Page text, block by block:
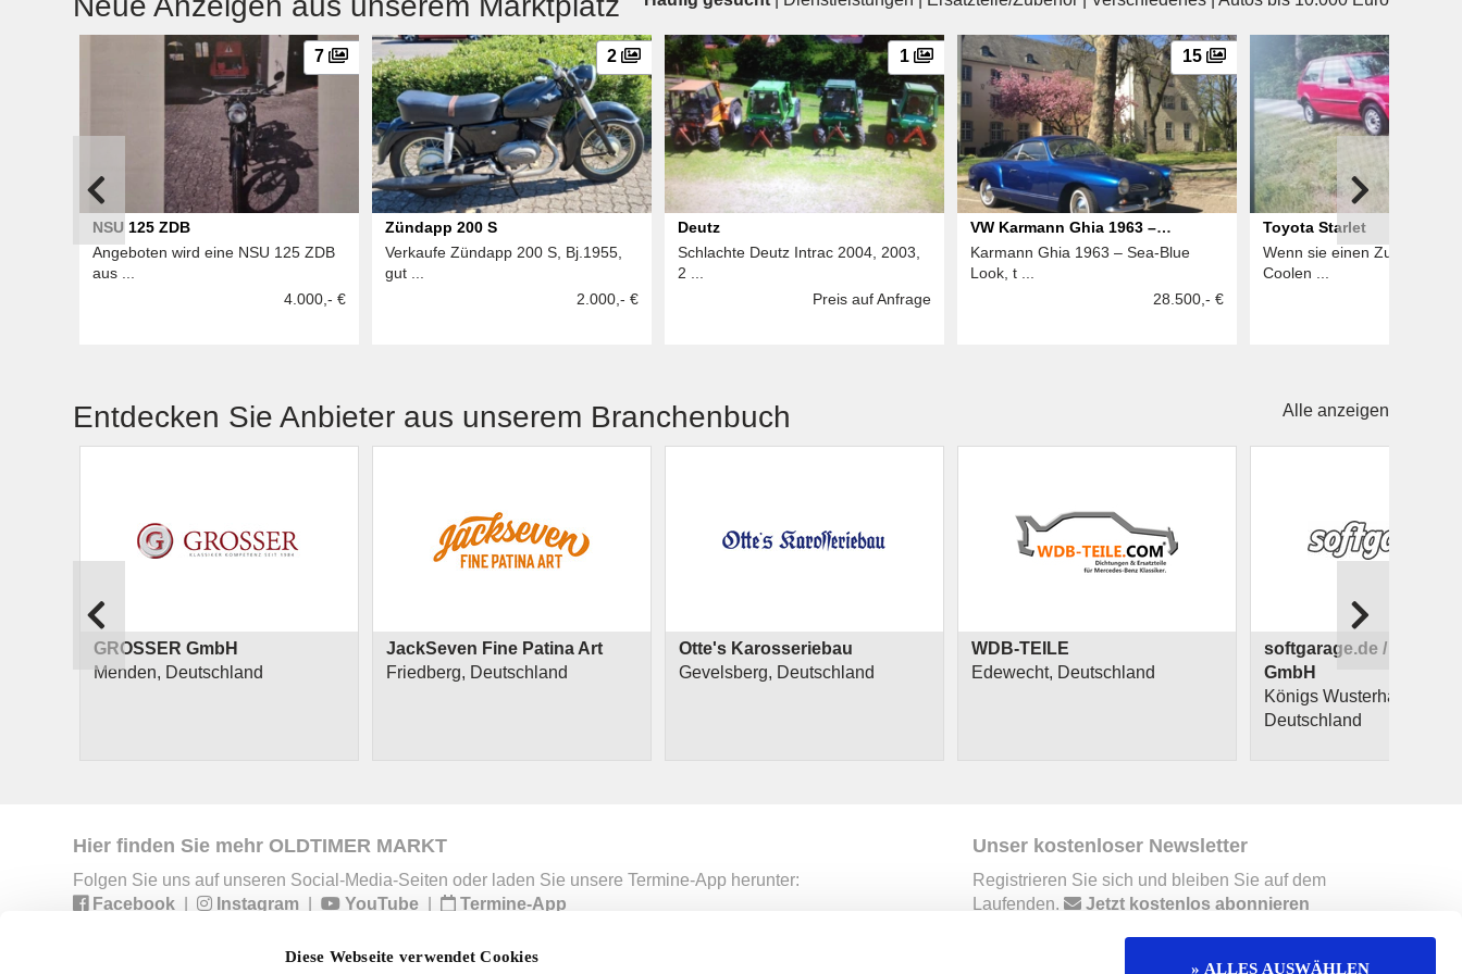
Diese Webseite verwendet Cookies
» ALLES AUSWÄHLEN
7
NSU 125 ZDB
Angeboten wird eine NSU 125 ZDB
aus ...
4.000,- €
2
Zündapp 200 S
Verkaufe Zündapp 200 S, Bj.1955,
gut ...
2.000,- €
1
Deutz
Schlachte Deutz Intrac 2004, 2003,
2 ...
Preis auf Anfrage
15
VW Karmann Ghia 1963 –
Sea‑Blue Look, top restauriert,
mehrfach prämiert!“
Karmann Ghia 1963 – Sea‑Blue
Look, t ...
28.500,- €
Toyota Starlet
Wenn sie einen
Coolen ...
Entdecken Sie Anbieter aus unserem Branchenbuch Alle anzeigen
GROSSER GmbH
Menden, Deutschland
JackSeven Fine Patina Art
Friedberg, Deutschland
Otte's Karosseriebau
Gevelsberg, Deutschland
WDB-TEILE
Edewecht, Deutschland
softgarage.de /
GmbH
Königs Wusterhausen,
Deutschland
Hier finden Sie mehr OLDTIMER MARKT
Folgen Sie uns auf unseren Social-Media-Seiten oder laden Sie unsere Termine-App herunter:
Facebook
Instagram YouTube Termine-App
Unser kostenloser Newsletter
Registrieren Sie sich und bleiben Sie auf dem
Laufenden.
Jetzt kostenlos abonnieren